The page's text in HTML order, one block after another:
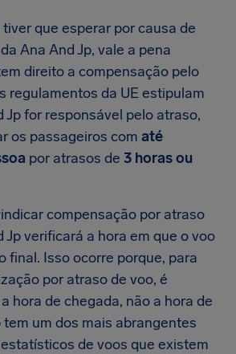
que esperar por causa de
Ana And Jp, vale a pena
direito a compensação pelo
regulamentos da UE estipulam
Jp for responsável pelo atraso,
os passageiros com até
por atrasos de 3 horas ou
compensação por atraso
Jp verificará a hora em que o voo
final. Isso ocorre porque, para
por atraso de voo, é
hora de chegada, não a hora de
um dos mais abrangentes
de voos que existem